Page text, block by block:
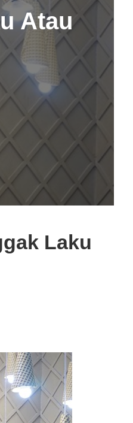
Atau
Laku